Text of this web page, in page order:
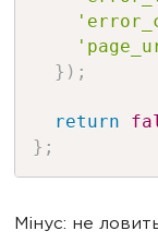
} ) ;
return
} ;
Мінус: не